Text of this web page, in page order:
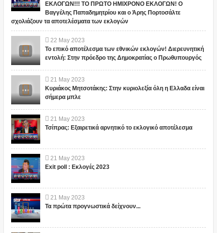
ΕΚΛΟΓΩΝ!!! ΤΟ ΠΡΩΤΟ ΗΜΙΧΡΟΝΟ ΕΚΛΟΓΩΝ! Ο
Βαγγέλης Παπαδημητρίου και ο Άρης Πορτοσάλτε
σχολιάζουν τα αποτελέσματα των εκλογών
22 May 2023
Το επικό αποτέλεσμα των εθνικών εκλογών! Διερευνητική
εντολή: Στην πρόεδρο της Δημοκρατίας ο Πρωθυπουργός
21 May 2023
Κυριάκος Μητσοτάκης: Στην κυριολεξία όλη η Ελλαδα είναι
σήμερα μπλε
21 May 2023
Τσίπρας: Εξαιρετικά αρνητικό το εκλογικό αποτέλεσμα
21 May 2023
Exit poll : Εκλογές 2023
21 May 2023
Τα πρώτα προγνωστικά δείχνουν...